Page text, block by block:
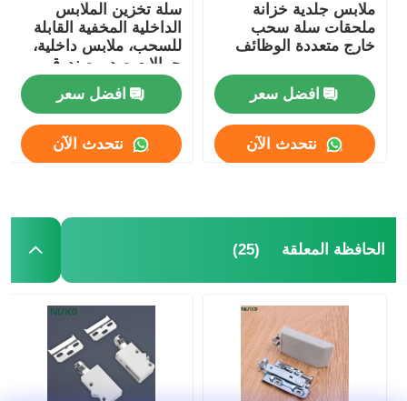
ملابس جلدية خزانة
ملحقات سلة سحب
خارج متعددة الوظائف
افضل سعر
نتحدث الآن
سلة تخزين الملابس
الداخلية المخفية القابلة
للسحب، ملابس داخلية،
حمالات صدر، صندوق
خزانة ملابس
افضل سعر
نتحدث الآن
الحافظة المعلقة (25)